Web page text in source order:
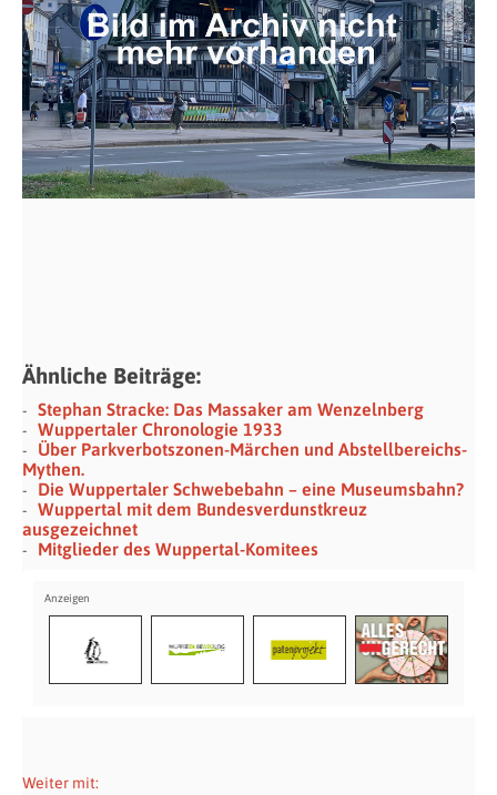
Ähnliche Beiträge:
Stephan Stracke: Das Massaker am Wenzelnberg
Wuppertaler Chronologie 1933
Über Parkverbotszonen-Märchen und Abstellbereichs-
Mythen.
Die Wuppertaler Schwebebahn – eine Museumsbahn?
Wuppertal mit dem Bundesverdunstkreuz
ausgezeichnet
Mitglieder des Wuppertal-Komitees
Weiter mit: